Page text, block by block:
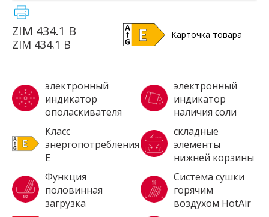
ZIM 434.1 B
ZIM 434.1 B
Карточка товара
электронный
индикатор
ополаскивателя
электронный
индикатор
наличия соли
Класс
энергопотребления
E
складные
элементы
нижней корзины
Функция
половинная
загрузка
Система сушки
горячим
воздухом HotAir